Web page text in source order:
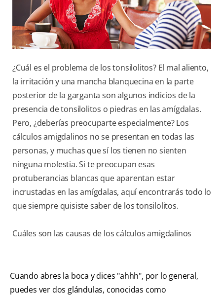
¿Cuál es el problema de los tonsilolitos? El mal aliento,
la irritación y una mancha blanquecina en la parte
posterior de la garganta son algunos indicios de la
presencia de tonsilolitos o piedras en las amígdalas.
Pero, ¿deberías preocuparte especialmente? Los
cálculos amigdalinos no se presentan en todas las
personas, y muchas que sí los tienen no sienten
ninguna molestia. Si te preocupan esas
protuberancias blancas que aparentan estar
incrustadas en las amígdalas, aquí encontrarás todo lo
que siempre quisiste saber de los tonsilolitos.
Cuáles son las causas de los cálculos amigdalinos
Cuando abres la boca y dices "ahhh", por lo general,
puedes ver dos glándulas, conocidas como